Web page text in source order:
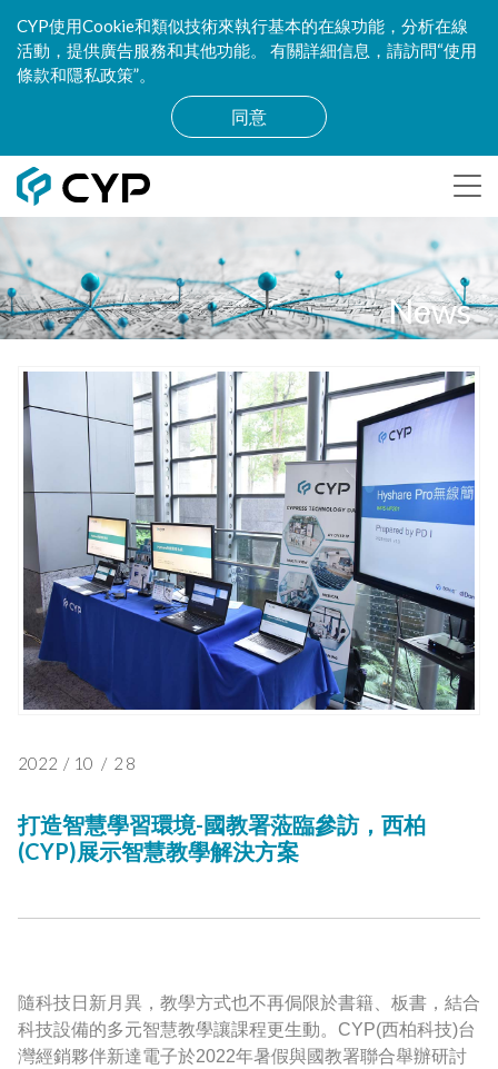
CYP使用Cookie和類似技術來執行基本的在線功能，分析在線
活動，提供廣告服務和其他功能。 有關詳細信息，請訪問“使用
條款和隱私政策”。
同意
News
2022 / 10 / 28
打造智慧學習環境-國教署蒞臨參訪，西柏
(CYP)展示智慧教學解決方案
隨科技日新月異，教學方式也不再侷限於書籍、板書，結合
科技設備的多元智慧教學讓課程更生動。 CYP(西柏科技)台
灣經銷夥伴新達電子於2022年暑假與國教署聯合舉辦研討